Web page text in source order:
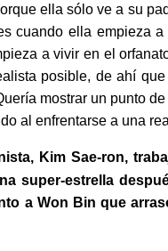
ella sólo ve a su
cuando ella empieza
a vivir en el
posible, de ahí
mostrar un punto
al enfrentarse a una
Kim Sae-ron,
super-estrella
a Won Bin que